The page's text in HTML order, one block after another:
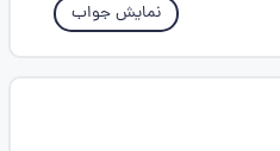
نمایش جواب